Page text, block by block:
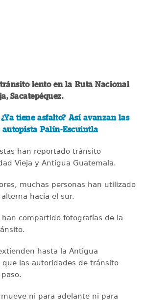
lento en la Ruta Nacional
Sacatepéquez.
¿Ya tiene asfalto? Así avanzan las
autopista Palín-Escuintla
han reportado tránsito
Vieja y Antigua Guatemala.
muchas personas han utilizado
hacia el sur.
compartido fotografías de la
hasta la Antigua
que las autoridades de tránsito
ni para adelante ni para